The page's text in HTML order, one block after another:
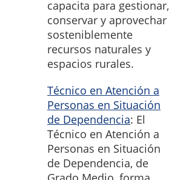
capacita para gestionar,
conservar y aprovechar
sosteniblemente
recursos naturales y
espacios rurales.
Técnico en Atención a
Personas en Situación
de Dependencia: El
Técnico en Atención a
Personas en Situación
de Dependencia, de